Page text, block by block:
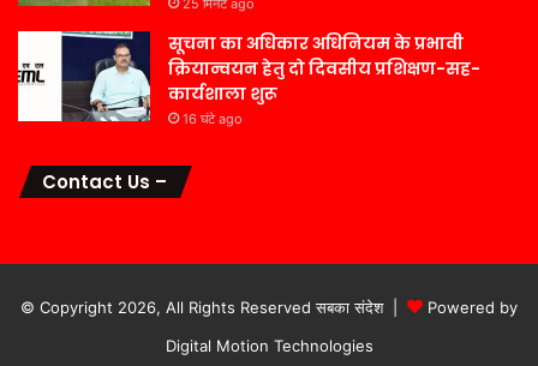
25 मिनट ago
सूचना का अधिकार अधिनियम के प्रभावी
क्रियान्वयन हेतु दो दिवसीय प्रशिक्षण-सह-
कार्यशाला शुरू
16 घंटे ago
Contact Us –
© Copyright 2026, All Rights Reserved सबका संदेश |
Powered by
Digital Motion Technologies